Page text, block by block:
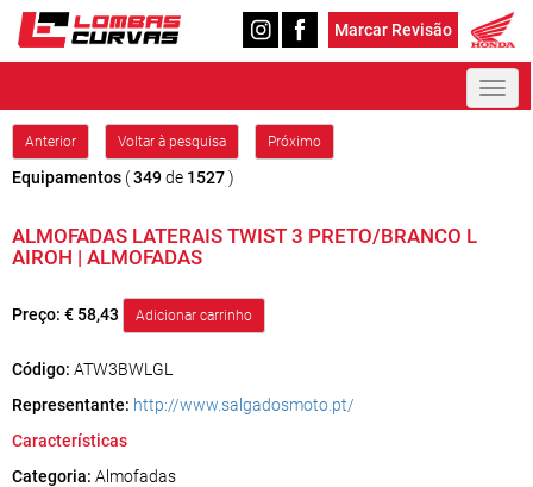
Marcar Revisão
Anterior Voltar à pesquisa Próximo
Equipamentos (349de 1527)
ALMOFADAS LATERAIS TWIST 3 PRETO/BRANCO L
AIROH | ALMOFADAS
Preço: € 58,43
Código: ATW3BWLGL
Representante: http://www.salgadosmoto.pt/
Características
Categoria: Almofadas